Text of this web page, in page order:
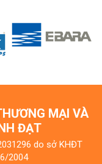
MẠI VÀ
ĐẠT
do sở KHĐT
2004